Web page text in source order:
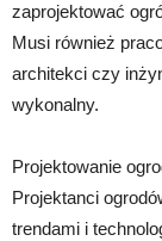
zaprojektować
Musi również
architekci czy
wykonalny.
Projektowanie
Projektanci
trendami i